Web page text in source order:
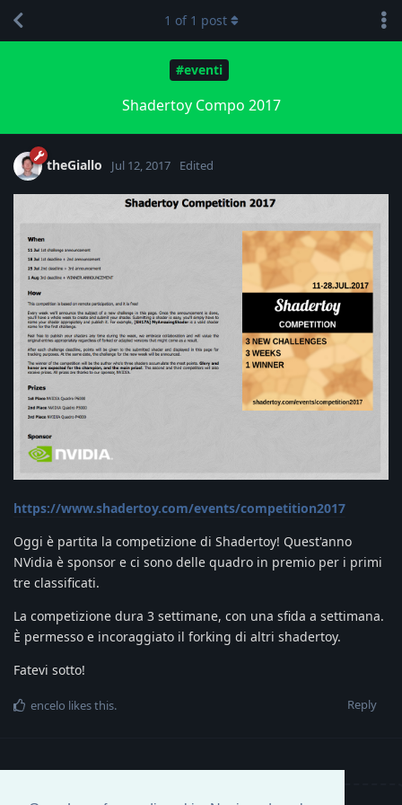
#eventi
Shadertoy Compo 2017
1 of 1 post
theGiallo Jul 12, 2017 Edited
https://www.shadertoy.com/events/competition2017
Oggi è partita la competizione di Shadertoy! Quest'anno
NVidia è sponsor e ci sono delle quadro in premio per i primi
tre classificati.
La competizione dura 3 settimane, con una sfida a settimana.
È permesso e incoraggiato il forking di altri shadertoy.
Fatevi sotto!
Reply
encelo likes this.